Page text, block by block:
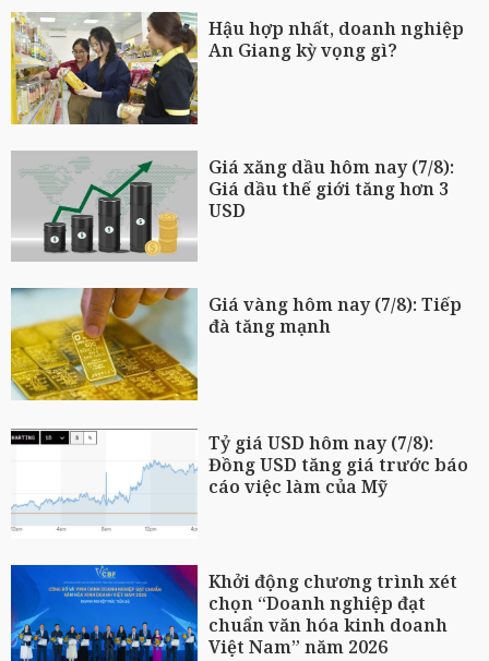
Hậu hợp nhất, doanh nghiệp
An Giang kỳ vọng gì?
Giá xăng dầu hôm nay (7/8):
Giá dầu thế giới tăng hơn 3
USD
Giá vàng hôm nay (7/8): Tiếp
đà tăng mạnh
Tỷ giá USD hôm nay (7/8):
Đồng USD tăng giá trước báo
cáo việc làm của Mỹ
Khởi động chương trình xét
chọn “Doanh nghiệp đạt
chuẩn văn hóa kinh doanh
Việt Nam” năm 2026